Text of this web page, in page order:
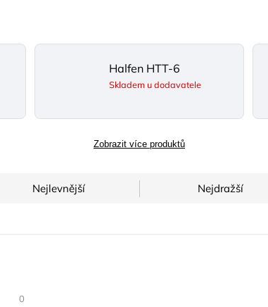
Halfen HTT-6
Skladem u dodavatele
Zobrazit více produktů
Nejlevnější Nejdražší
0